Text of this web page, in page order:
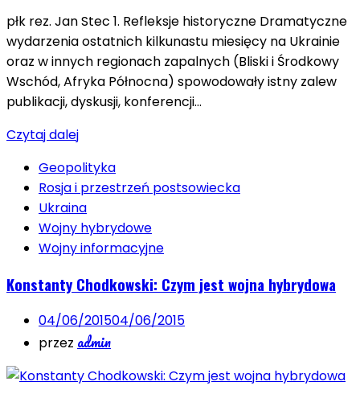
płk rez. Jan Stec 1. Refleksje historyczne Dramatyczne
wydarzenia ostatnich kilkunastu miesięcy na Ukrainie
oraz w innych regionach zapalnych (Bliski i Środkowy
Wschód, Afryka Północna) spowodowały istny zalew
publikacji, dyskusji, konferencji…
Czytaj dalej
Geopolityka
Rosja i przestrzeń postsowiecka
Ukraina
Wojny hybrydowe
Wojny informacyjne
Konstanty Chodkowski: Czym jest wojna hybrydowa
04/06/201504/06/2015
przez admin